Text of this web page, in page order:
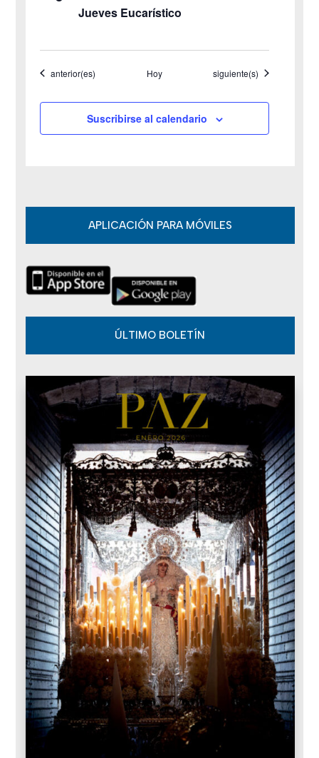
e
v
e
o
Jueves Eucarístico
Eventos
anterior(es) Hoy Eventos
siguiente(s)
Suscribirse al calendario
APLICACIÓN PARA MÓVILES
ÚLTIMO BOLETÍN